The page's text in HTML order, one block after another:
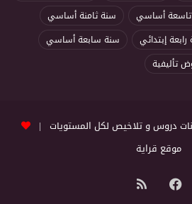
أساسي
سنة ثامنة أساسي
إبتدائي
سنة سابعة أساسي
تأليفية
موقع قراية
فيسبوك